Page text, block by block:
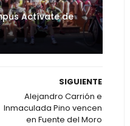
Actívate de
SIGUIENTE
Alejandro Carrión e
Inmaculada Pino vencen
en Fuente del Moro